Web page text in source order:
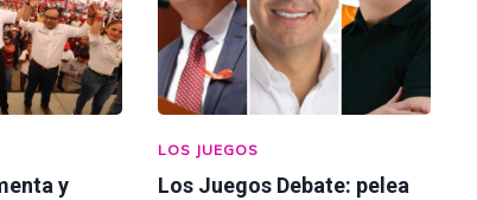
y
LOS JUEGOS
Los Juegos Debate: pelea